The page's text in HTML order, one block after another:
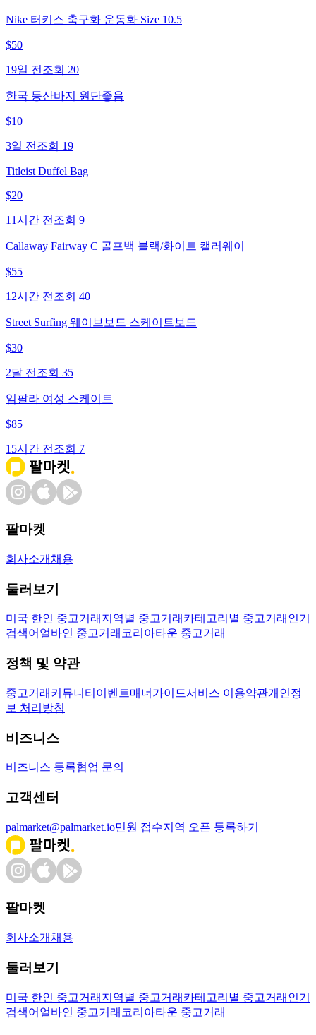
Nike 터키스 축구화 운동화 Size 10.5
$50
19일 전 조회 20
한국 등산바지 원단좋음
$10
3일 전 조회 19
Titleist Duffel Bag
$20
11시간 전 조회 9
Callaway Fairway C 골프백 블랙/화이트 캘러웨이
$55
12시간 전 조회 40
Street Surfing 웨이브보드 스케이트보드
$30
2달 전 조회 35
임팔라 여성 스케이트
$85
15시간 전 조회 7
팔마켓
회사소개 채용
둘러보기
미국 한인 중고거래 지역별 중고거래 카테고리별 중고거래 인기
검색어 얼바인 중고거래 코리아타운 중고거래
정책 및 약관
중고거래 커뮤니티 이벤트매너가이드서비스 이용약관개인정
보 처리방침
비즈니스
비즈니스 등록협업 문의
고객센터
palmarket@palmarket.io민원 접수지역 오픈 등록하기
팔마켓
회사소개 채용
둘러보기
미국 한인 중고거래 지역별 중고거래 카테고리별 중고거래 인기
검색어 얼바인 중고거래 코리아타운 중고거래